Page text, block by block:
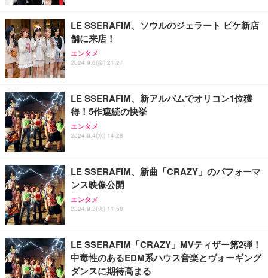
LE SSERAFIM、ソウルのジェラート ピケ新店
舗に来店！
エンタメ
2024.9.6(金) 21:27
LE SSERAFIM、新アルバムでオリコン1位獲
得！5作連続の快挙
エンタメ
2024.9.4(水) 14:28
LE SSERAFIM、新曲「CRAZY」のパフォーマ
ンス映像公開
エンタメ
2024.9.3(火) 11:58
LE SSERAFIM「CRAZY」MVティザー第2弾！
中毒性のあるEDM系ハウス音楽とヴォーギング
ダンスに期待高まる